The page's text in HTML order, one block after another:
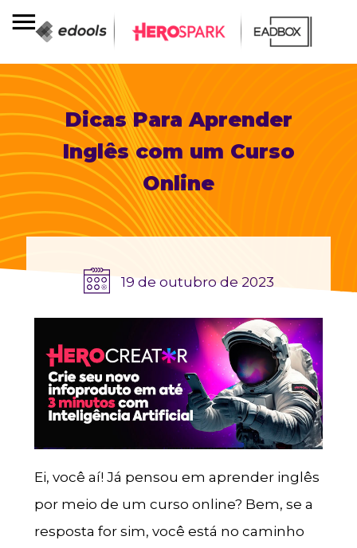
Dicas Para Aprender
Inglês com um Curso
Online
19 de outubro de 2023
Ei, você aí! Já pensou em aprender inglês
por meio de um curso online? Bem, se a
resposta for sim, você está no caminho